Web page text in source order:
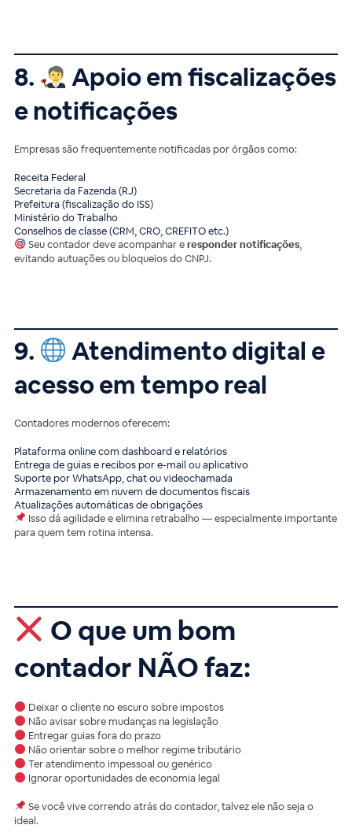
8.
Apoio em fiscalizações
e notificações
Empresas são frequentemente notificadas por órgãos como:
Receita Federal
Secretaria da Fazenda (RJ)
Prefeitura (fiscalização do ISS)
Ministério do Trabalho
Conselhos de classe (CRM, CRO, CREFITO etc.)
Seu contador deve acompanhar eresponder notificações,
evitando autuações ou bloqueios do CNPJ.
9.
Atendimento digital e
acesso em tempo real
Contadores modernos oferecem:
Plataforma online com dashboard e relatórios
Entrega de guias e recibos por e-mail ou aplicativo
Suporte por WhatsApp, chat ou videochamada
Armazenamento em nuvem de documentos fiscais
Atualizações automáticas de obrigações
Isso dá agilidade e elimina retrabalho — especialmente importante
para quem tem rotina intensa.
O que um bom
contador NÃO faz:
Deixar o cliente no escuro sobre impostos
Não avisar sobre mudanças na legislação
Entregar guias fora do prazo
Não orientar sobre o melhor regime tributário
Ter atendimento impessoal ou genérico
Ignorar oportunidades de economia legal
Se você vive correndo atrás do contador, talvez ele não seja o
ideal.